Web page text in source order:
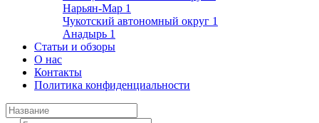
Нарьян-Мар 1
Чукотский автономный округ 1
Анадырь 1
Статьи и обзоры
О нас
Контакты
Политика конфиденциальности